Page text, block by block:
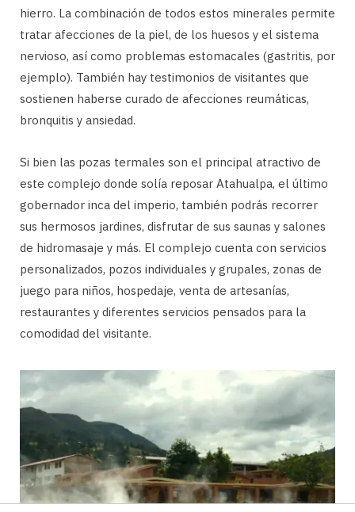
hierro. La combinación de todos estos minerales permite
tratar afecciones de la piel, de los huesos y el sistema
nervioso, así como problemas estomacales (gastritis, por
ejemplo). También hay testimonios de visitantes que
sostienen haberse curado de afecciones reumáticas,
bronquitis y ansiedad.
Si bien las pozas termales son el principal atractivo de
este complejo donde solía reposar Atahualpa, el último
gobernador inca del imperio, también podrás recorrer
sus hermosos jardines, disfrutar de sus saunas y salones
de hidromasaje y más. El complejo cuenta con servicios
personalizados, pozos individuales y grupales, zonas de
juego para niños, hospedaje, venta de artesanías,
restaurantes y diferentes servicios pensados para la
comodidad del visitante.